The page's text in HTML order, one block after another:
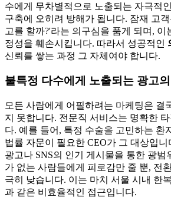
수에게 무차별적으로 노출되는 자극적
구축에 오히려 방해가 됩니다. 잠재 고
고를 할까?'라는 의구심을 품게 되며, 이
정성을 훼손시킵니다. 따라서 성공적인
신뢰를 쌓는 과정 그 자체여야 합니다.
불특정 다수에게 노출되는 광고
모든 사람에게 어필하려는 마케팅은 결
지 못합니다. 전문직 서비스는 명확한
다. 예를 들어, 특정 수술을 고민하는 환
법률 자문이 필요한 CEO가 그 대상입니
광고나 SNS의 인기 게시물을 통한 광범
가 없는 사람들에게 피로감만 줄 뿐, 전
극히 낮습니다. 이는 마치 서울 시내 한
과 같은 비효율적인 접근입니다.